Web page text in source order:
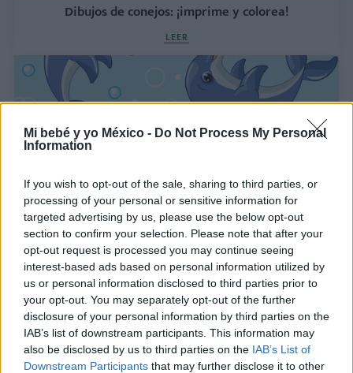
Mi bebé y yo México - Do Not Process My Personal
Information
If you wish to opt-out of the sale, sharing to third parties, or
processing of your personal or sensitive information for
targeted advertising by us, please use the below opt-out
section to confirm your selection. Please note that after your
opt-out request is processed you may continue seeing
interest-based ads based on personal information utilized by
us or personal information disclosed to third parties prior to
your opt-out. You may separately opt-out of the further
disclosure of your personal information by third parties on the
IAB’s list of downstream participants. This information may
also be disclosed by us to third parties on the IAB’s List of
Downstream Participants that may further disclose it to other
Dibujos de conejos: ¡imprime y colorea!
LEER
¡Dibujos de delfines para imprimir y colorear!
LEER